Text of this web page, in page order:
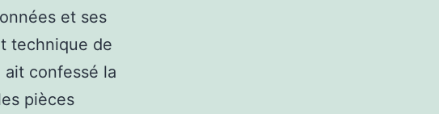
et ses
technique de
ait confessé la
pièces